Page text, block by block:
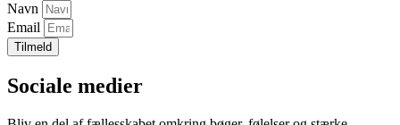
Navn
Email
Tilmeld
Sociale medier